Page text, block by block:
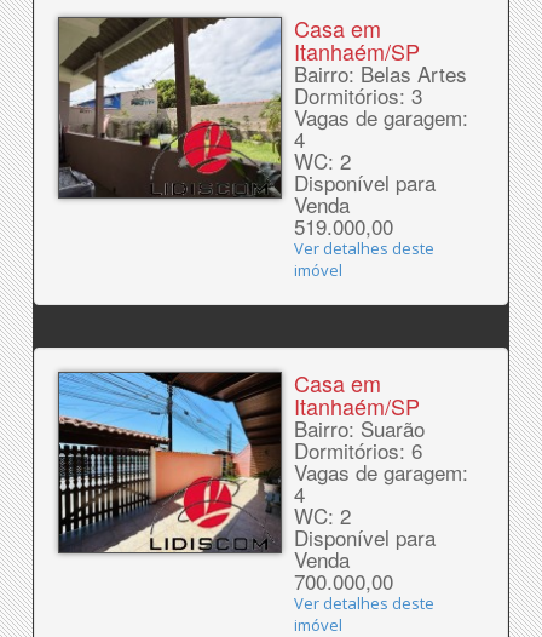
Casa em
Itanhaém/SP
Bairro: Belas Artes
Dormitórios: 3
Vagas de garagem:
4
WC: 2
Disponível para
Venda
519.000,00
Ver detalhes deste
imóvel
Casa em
Itanhaém/SP
Bairro: Suarão
Dormitórios: 6
Vagas de garagem:
4
WC: 2
Disponível para
Venda
700.000,00
Ver detalhes deste
imóvel